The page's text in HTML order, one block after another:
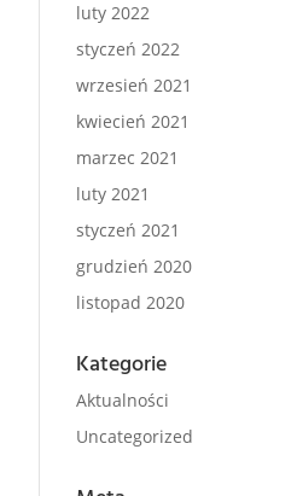
luty 2022
styczeń 2022
wrzesień 2021
kwiecień 2021
marzec 2021
luty 2021
styczeń 2021
grudzień 2020
listopad 2020
Kategorie
Aktualności
Uncategorized